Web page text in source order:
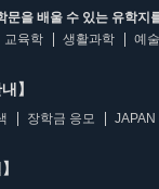
문을 배울 수 있는 유학지
교육학
생활과학 예
】
장학금 응모